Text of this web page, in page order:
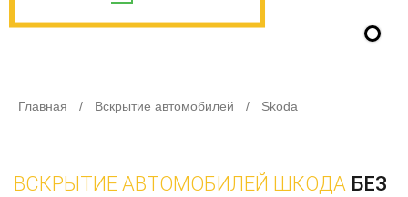
Главная / Вскрытие автомобилей / Skoda
ВСКРЫТИЕ АВТОМОБИЛЕЙ ШКОДА БЕЗ